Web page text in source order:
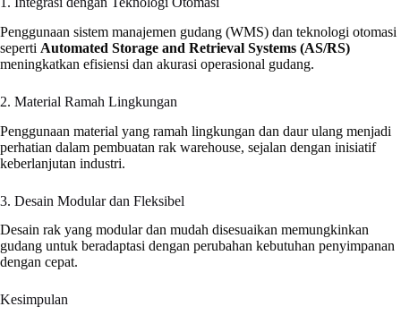
Penggunaan sistem manajemen gudang (WMS) dan teknologi otomasi
seperti Automated Storage and Retrieval Systems (AS/RS)
meningkatkan efisiensi dan akurasi operasional gudang.
2. Material Ramah Lingkungan
Penggunaan material yang ramah lingkungan dan daur ulang menjadi
perhatian dalam pembuatan rak warehouse, sejalan dengan inisiatif
keberlanjutan industri.
3. Desain Modular dan Fleksibel
Desain rak yang modular dan mudah disesuaikan memungkinkan
gudang untuk beradaptasi dengan perubahan kebutuhan penyimpanan
dengan cepat.
Kesimpulan